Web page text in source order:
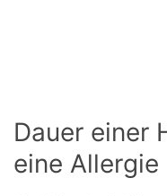
Dauer einer
eine Allergie